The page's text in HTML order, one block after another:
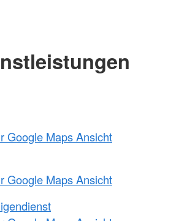
Google Maps Ansicht
Google Maps Ansicht